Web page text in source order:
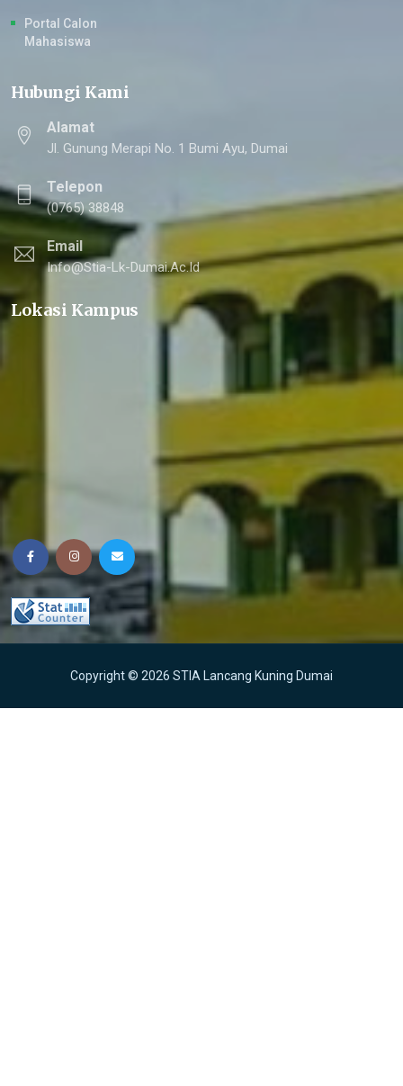
Portal Calon
Mahasiswa
Hubungi Kami
Alamat
Jl. Gunung Merapi No. 1 Bumi Ayu, Dumai
Telepon
(0765) 38848
Email
Info@stia-Lk-Dumai.ac.id
Lokasi Kampus
Copyright © 2026 STIA Lancang Kuning Dumai